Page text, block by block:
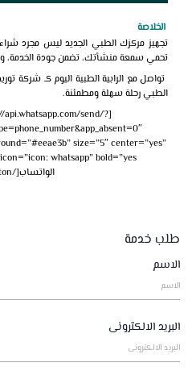
الخلاصة
تجهيز مركزك الطبي الجديد ليس مجرد
تحمي سمعة منشأتك، تضمن جودة الخدمة،
تواصل مع الرابية الطبية اليوم كـ شركة
الطبي رحلة سهلة ومطمئنة.
api.whatsapp.com/send/?
size=”5″ center=”yes”
الواتساب[/su_button]
طلب خدمة
الاسم
البريد الالكترونى